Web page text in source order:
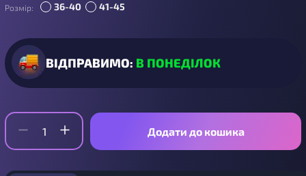
Розмір: 36-40 41-45
ВІДПРАВИМО: В ПОНЕДІЛОК
Додати до кошика